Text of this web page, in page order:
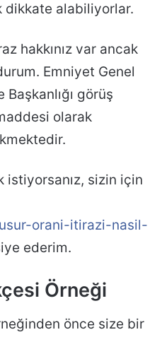
dikkate alabiliyorlar.
hakkınız var ancak
Emniyet Genel
görüş
olarak
istiyorsanız, sizin için
orani-itirazi-nasil-
ederim.
Örneği
önce size bir